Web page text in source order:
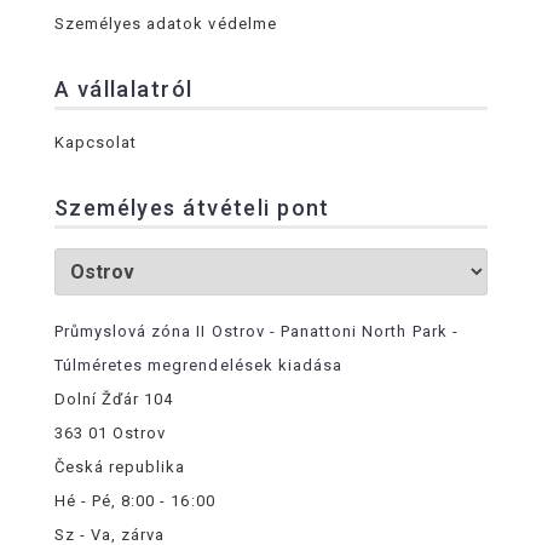
Személyes adatok védelme
A vállalatról
Kapcsolat
Személyes átvételi pont
Průmyslová zóna II Ostrov - Panattoni North Park -
Túlméretes megrendelések kiadása
Dolní Žďár 104
363 01 Ostrov
Česká republika
Hé - Pé, 8:00 - 16:00
Sz - Va, zárva